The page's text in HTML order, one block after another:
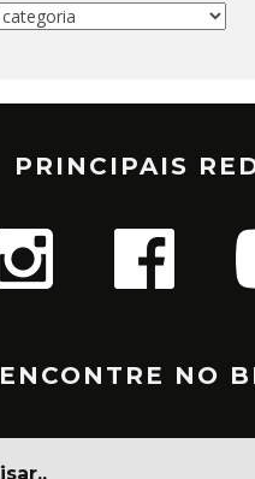
PRINCIPAIS
ENCONTRE NO